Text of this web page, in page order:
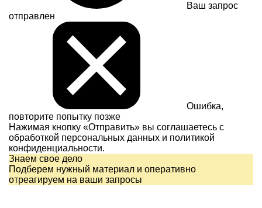
Ваш запрос
отправлен
Ошибка,
повторите попытку позже
Нажимая кнопку «Отправить» вы соглашаетесь с
обработкой персональных данных и политикой
конфиденциальности.
Знаем свое дело
Подберем нужный материал и оперативно
отреагируем на ваши запросы